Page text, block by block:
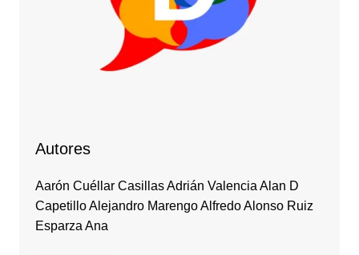
Autores
Aarón Cuéllar Casillas Adrián Valencia Alan D
Capetillo Alejandro Marengo Alfredo Alonso Ruiz
Esparza Ana